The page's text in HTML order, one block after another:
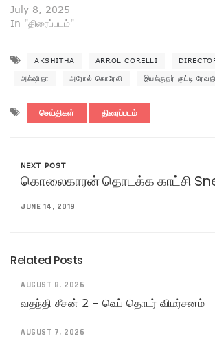
July 8, 2025
In "திரைப்படம்"
AKSHITHA ARROL CORELLI
அக்‌ஷிதா அரோல் கொரேலி இயக்குநர் குட்டி ரேவதி
செய்திகள் திரைப்படம்
NEXT POST
கொலைகாரன் தொடக்க காட்சி
JUNE 14, 2019
Related Posts
AUGUST 8, 2026
வதந்தி சீசன் 2 – வெப் தொடர் விமர்சனம்
AUGUST 7, 2026